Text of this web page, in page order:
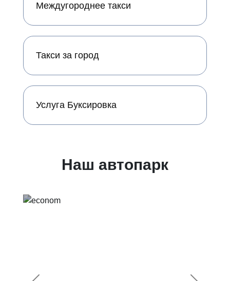
Междугороднее такси
Такси за город
Услуга Буксировка
Наш автопарк